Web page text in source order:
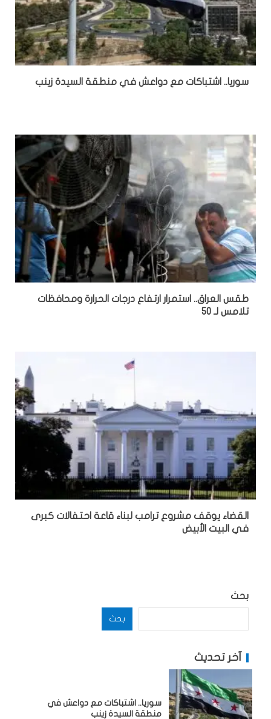
سوريا.. اشتباكات مع دواعش في منطقة السيدة زينب
طقس العراق.. استمرار ارتفاع درجات الحرارة ومحافظات
تلامس لـ 50
القضاء يوقف مشروع ترامب لبناء قاعة احتفالات كبرى
في البيت الأبيض
بحث
بحث
آخر تحديث
سوريا.. اشتباكات مع دواعش في
منطقة السيدة زينب